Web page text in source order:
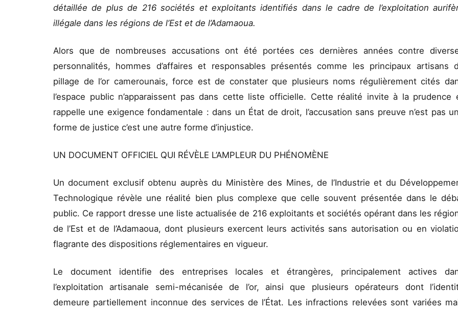
détaillée de plus de 216 sociétés et exploitants identifiés dans le cadre de l’exploitation
illégale dans les régions de l’Est et de l’Adamaoua.
Alors que de nombreuses accusations ont été portées ces dernières années contre
personnalités, hommes d’affaires et responsables présentés comme les principaux artisans
pillage de l’or camerounais, force est de constater que plusieurs noms régulièrement cités
l’espace public n’apparaissent pas dans cette liste officielle. Cette réalité invite à la prudence
rappelle une exigence fondamentale : dans un État de droit, l’accusation sans preuve n’est pas
forme de justice c’est une autre forme d’injustice.
UN DOCUMENT OFFICIEL QUI RÉVÈLE L’AMPLEUR DU PHÉNOMÈNE
Un document exclusif obtenu auprès du Ministère des Mines, de l’Industrie et du
Technologique révèle une réalité bien plus complexe que celle souvent présentée dans le
public. Ce rapport dresse une liste actualisée de 216 exploitants et sociétés opérant dans les
de l’Est et de l’Adamaoua, dont plusieurs exercent leurs activités sans autorisation ou en
flagrante des dispositions réglementaires en vigueur.
Le document identifie des entreprises locales et étrangères, principalement actives
l’exploitation artisanale semi-mécanisée de l’or, ainsi que plusieurs opérateurs dont
demeure partiellement inconnue des services de l’État. Les infractions relevées sont variées